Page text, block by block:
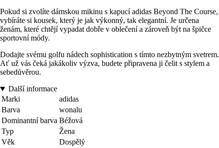
Pokud si zvolíte dámskou mikinu s kapucí adidas Beyond The Course,
vybíráte si kousek, který je jak výkonný, tak elegantní. Je určena
ženám, které chtějí vypadat dobře v oblečení a zároveň být na špičce
sportovní módy.
Dodajte svému golfu nádech sophistication s tímto nezbytným svetrem.
Ať už vás čeká jakákoliv výzva, budete připravena ji čelit s stylem a
sebedůvěrou.
Další informace
Marki
adidas
Barva
wonalu
Dominantní barva Béžová
Typ
Žena
Věk
Dospělý